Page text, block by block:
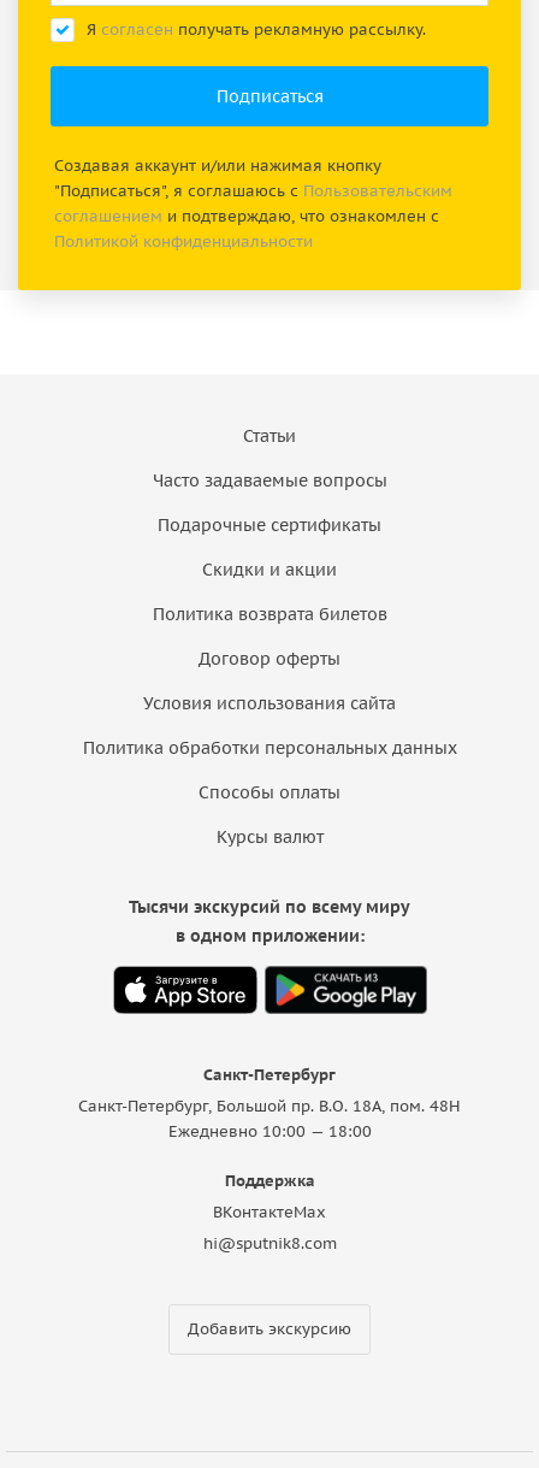
Я согласен получать рекламную рассылку.
Создавая аккаунт и/или нажимая кнопку
"Подписаться", я соглашаюсь с Пользовательским
соглашением и подтверждаю, что ознакомлен с
Политикой конфиденциальности
Статьи
Часто задаваемые вопросы
Подарочные сертификаты
Скидки и акции
Политика возврата билетов
Договор оферты
Условия использования сайта
Политика обработки персональных данных
Способы оплаты
Курсы валют
Санкт-Петербург
Санкт-Петербург, Большой пр. В.О. 18A, пом. 48Н
Ежедневно 10:00 — 18:00
Поддержка
ВКонтактеMax
hi@sputnik8.com
Добавить экскурсию
Тысячи экскурсий по всему миру
в одном приложении: